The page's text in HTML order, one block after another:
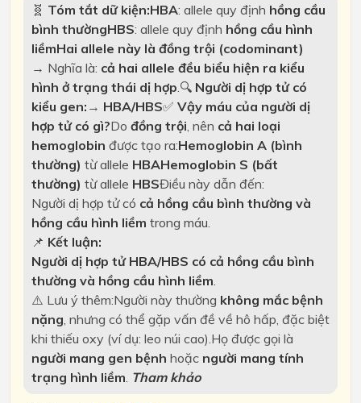
🧬 Tóm tắt dữ kiện:HBA: allele quy định hồng cầu
bình thườngHBS: allele quy định hồng cầu hình
liềmHai allele này là đồng trội (codominant)
→ Nghĩa là: cả hai allele đều biểu hiện ra kiểu
hình ở trạng thái dị hợp 🔍 Người dị hợp tử có
kiểu gen: → HBA/HBS✅ Vậy máu của người dị
hợp tử có gì?Do đồng trội , nên cả hai loại
hemoglobin được tạo ra:Hemoglobin A (bình
thường) từ allele HBAHemoglobin S (bất
thường) từ allele HBSĐiều này dẫn đến:
Người dị hợp tử có cả hồng cầu bình thường và
hồng cầu hình liềm trong máu.
📌 Kết luận:
Người dị hợp tử HBA/HBS có cả hồng cầu bình
thường và hồng cầu hình liềm
⚠️ Lưu ý thêm:Người này thường không mắc bệnh
nặng , nhưng có thể gặp vấn đề về hô hấp, đặc biệt
khi thiếu oxy (ví dụ: leo núi cao). Họ được gọi là
người mang gen bệnh hoặc người mang tính
trạng hình liềm Tham khảo